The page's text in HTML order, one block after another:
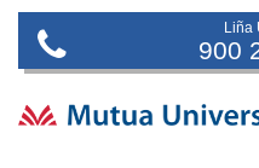
Liña
900